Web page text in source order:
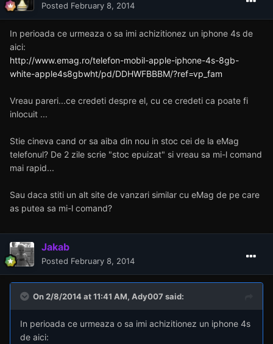
Posted February 8, 2014
In perioada ce urmeaza o sa imi achizitionez un iphone 4s de
aici:
http://www.emag.ro/telefon-mobil-apple-iphone-4s-8gb-
white-apple4s8gbwht/pd/DDHWFBBBM/?ref=vp_fam
Vreau pareri...ce credeti despre el, cu ce credeti ca poate fi
inlocuit ...
Stie cineva cand or sa aiba din nou in stoc cei de la eMag
telefonul? De 2 zile scrie "stoc epuizat" si vreau sa mi-l comand
mai rapid...
Sau daca stiti un alt site de vanzari similar cu eMag de pe care
as putea sa mi-l comand?
Jakab
Posted February 8, 2014
On 2/8/2014 at 11:41 AM, Ady007 said:
In perioada ce urmeaza o sa imi achizitionez un iphone 4s
de aici: